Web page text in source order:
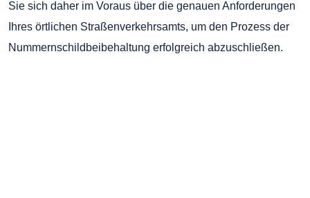
Sie sich daher im Voraus über die genauen Anforderungen
Ihres örtlichen Straßenverkehrsamts, um den Prozess der
Nummernschildbeibehaltung erfolgreich abzuschließen.